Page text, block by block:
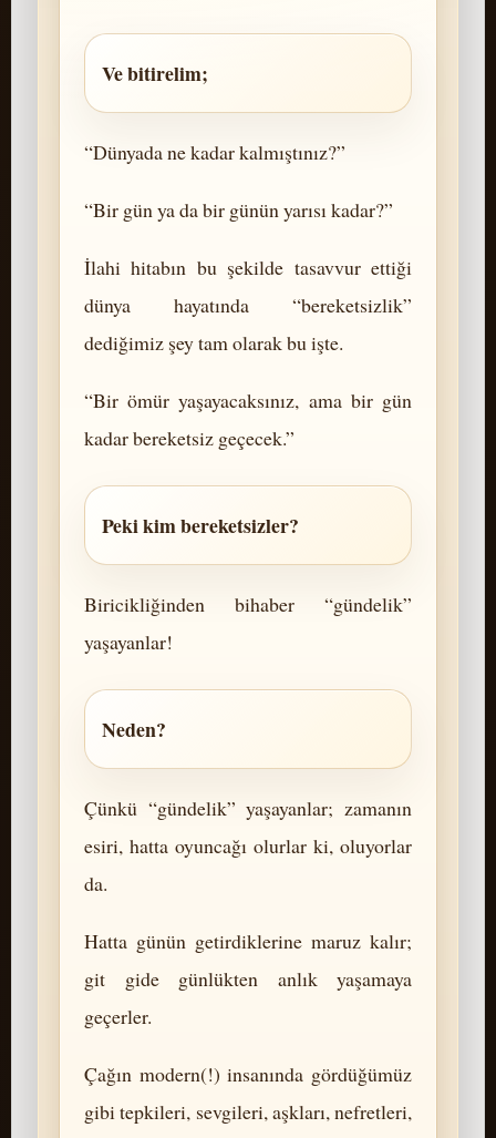
Ve bitirelim;
“Dünyada ne kadar kalmıştınız?”
“Bir gün ya da bir günün yarısı kadar?”
İlahi hitabın bu şekilde tasavvur ettiği
dünya hayatında “bereketsizlik”
dediğimiz şey tam olarak bu işte.
“Bir ömür yaşayacaksınız, ama bir gün
kadar bereketsiz geçecek.”
Peki kim bereketsizler?
Biricikliğinden bihaber “gündelik”
yaşayanlar!
Neden?
Çünkü “gündelik” yaşayanlar; zamanın
esiri, hatta oyuncağı olurlar ki, oluyorlar
da.
Hatta günün getirdiklerine maruz kalır;
git gide günlükten anlık yaşamaya
geçerler.
Çağın modern(!) insanında gördüğümüz
gibi tepkileri, sevgileri, aşkları, nefretleri,